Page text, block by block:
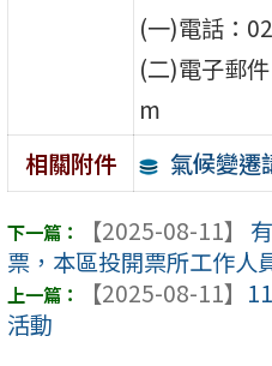
(一)電話：
(二)電子郵
m
相關附件
氣候變遷
【2025-08-11】
票，本區投開票所工作人
【2025-08-11】
活動